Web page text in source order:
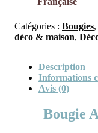
Catégories : Bougies,
déco & maison,
Description
Informations
Avis (0)
Bougie